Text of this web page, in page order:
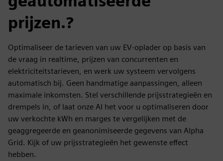
prijzen.?
Optimaliseer de tarieven van uw EV-oplader op basis van
de vraag in realtime, prijzen van concurrenten en
elektriciteitstarieven, en werk uw systeem vervolgens
automatisch bij. Geen handmatige aanpassingen, alleen
maximale inkomsten. Stel verschillende prijsstrategieën en
drempels in, of laat onze AI het voor u optimaliseren door
uw verkochte kWh en marges te vergelijken met de
geaggregeerde en geanonimiseerde gegevens van Alpha
Grid. Kijk of uw prijsstrategieën het gewenste effect
hebben.